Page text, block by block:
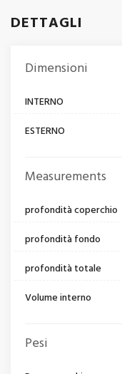
DETTAGLI
Dimensioni
INTERNO
ESTERNO
Measurements
profondità coperchio
profondità fondo
profondità totale
Volume interno
Pesi